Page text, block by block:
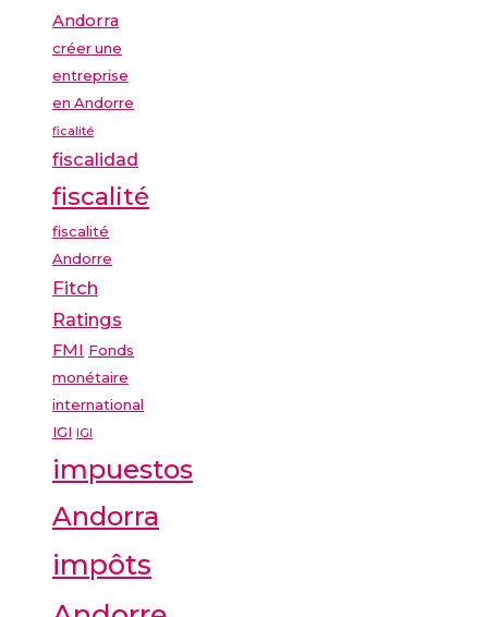
Andorra
créer une
entreprise
en Andorre
ficalité
fiscalidad
fiscalité
fiscalité
Andorre
Fitch
Ratings
FMI Fonds
monétaire
international
IGI IGI
impuestos
Andorra
impôts